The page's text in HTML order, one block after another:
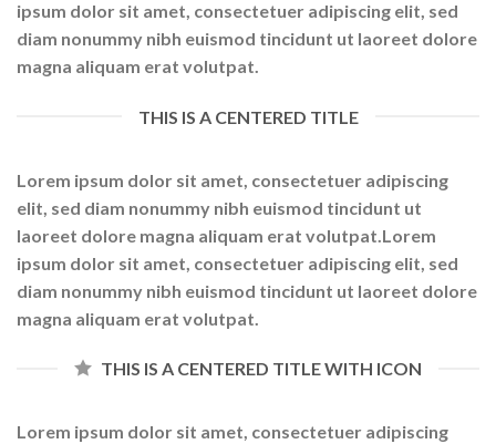
ipsum dolor sit amet, consectetuer adipiscing elit, sed
diam nonummy nibh euismod tincidunt ut laoreet dolore
magna aliquam erat volutpat.
THIS IS A CENTERED TITLE
Lorem ipsum dolor sit amet, consectetuer adipiscing
elit, sed diam nonummy nibh euismod tincidunt ut
laoreet dolore magna aliquam erat volutpat.Lorem
ipsum dolor sit amet, consectetuer adipiscing elit, sed
diam nonummy nibh euismod tincidunt ut laoreet dolore
magna aliquam erat volutpat.
THIS IS A CENTERED TITLE WITH ICON
Lorem ipsum dolor sit amet, consectetuer adipiscing